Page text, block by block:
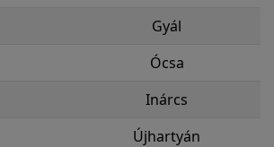
Gyál
Ócsa
Inárcs
Újhartyán